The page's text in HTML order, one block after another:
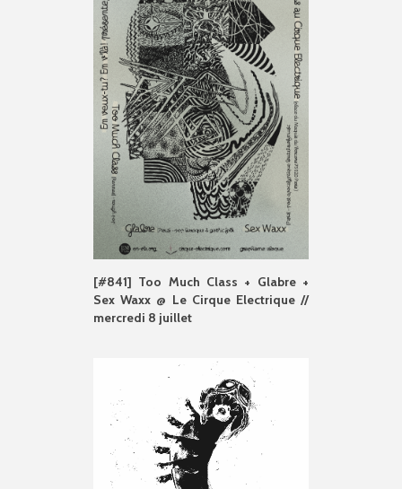
[#841] Too Much Class + Glabre +
Sex Waxx @ Le Cirque Electrique //
mercredi 8 juillet